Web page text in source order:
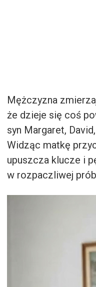
Mężczyzna
że dzieje się coś
syn Margaret,
Widząc matkę
upuszcza klucze i
w rozpaczliwej